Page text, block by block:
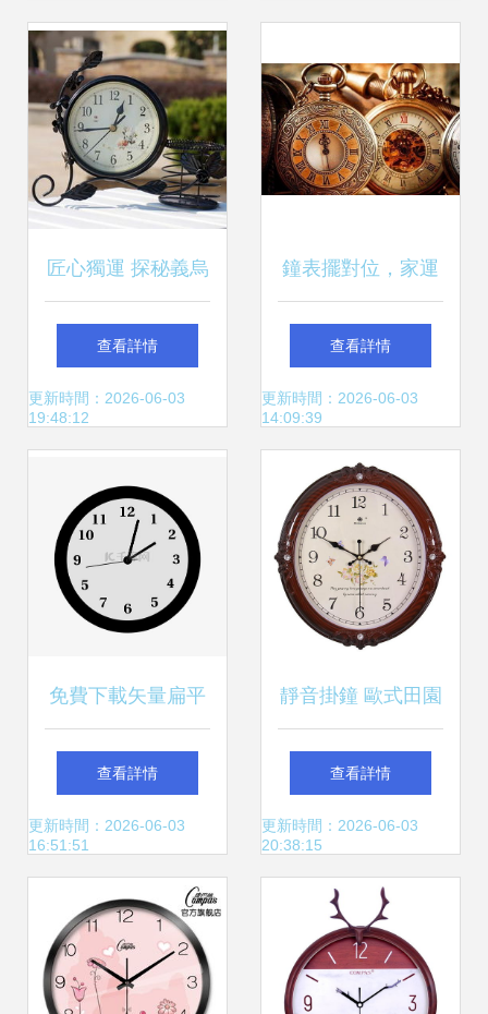
匠心獨運 探秘義烏
幸福生活裝飾工藝
品廠的工藝鐘表世
查看詳情
更新時間：2026-06-03
19:48:12
鐘表擺對位，家運
更和美 室內鐘表方
位擺放全解析
查看詳情
更新時間：2026-06-03
14:09:39
免費下載矢量扁平
黑色鐘表元素 千庫
網素材資源指南
查看詳情
更新時間：2026-06-03
16:51:51
靜音掛鐘 歐式田園
藝術與家居裝飾的
完美融合
查看詳情
更新時間：2026-06-03
20:38:15